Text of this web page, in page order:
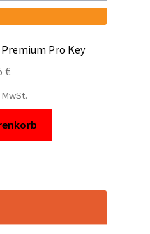
Premium Pro Key
€